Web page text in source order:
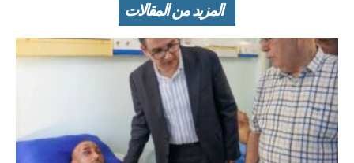
المزيد من المقالات